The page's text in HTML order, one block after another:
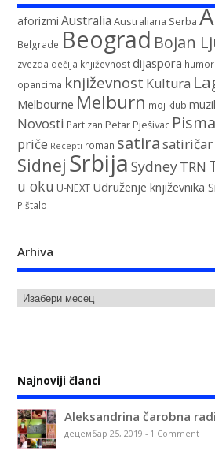
aforizmi Australia Australiana Serba
Belgrade Beograd Bojan
zvezda dečija književnostdijaspora humor
opancima književnost Kultura
Melbourne Melburn moj klub
Novosti Partizan Petar Pješivac
priče Recepti roman satirasatiričar
Sidnej Srbija SydneyTRN
u oku U-NEXT Udruženje književnika
Pištalo
Arhiva
Najnoviji članci
Aleksandrina čarobna
децембар 25, 2019 - 1 Comment